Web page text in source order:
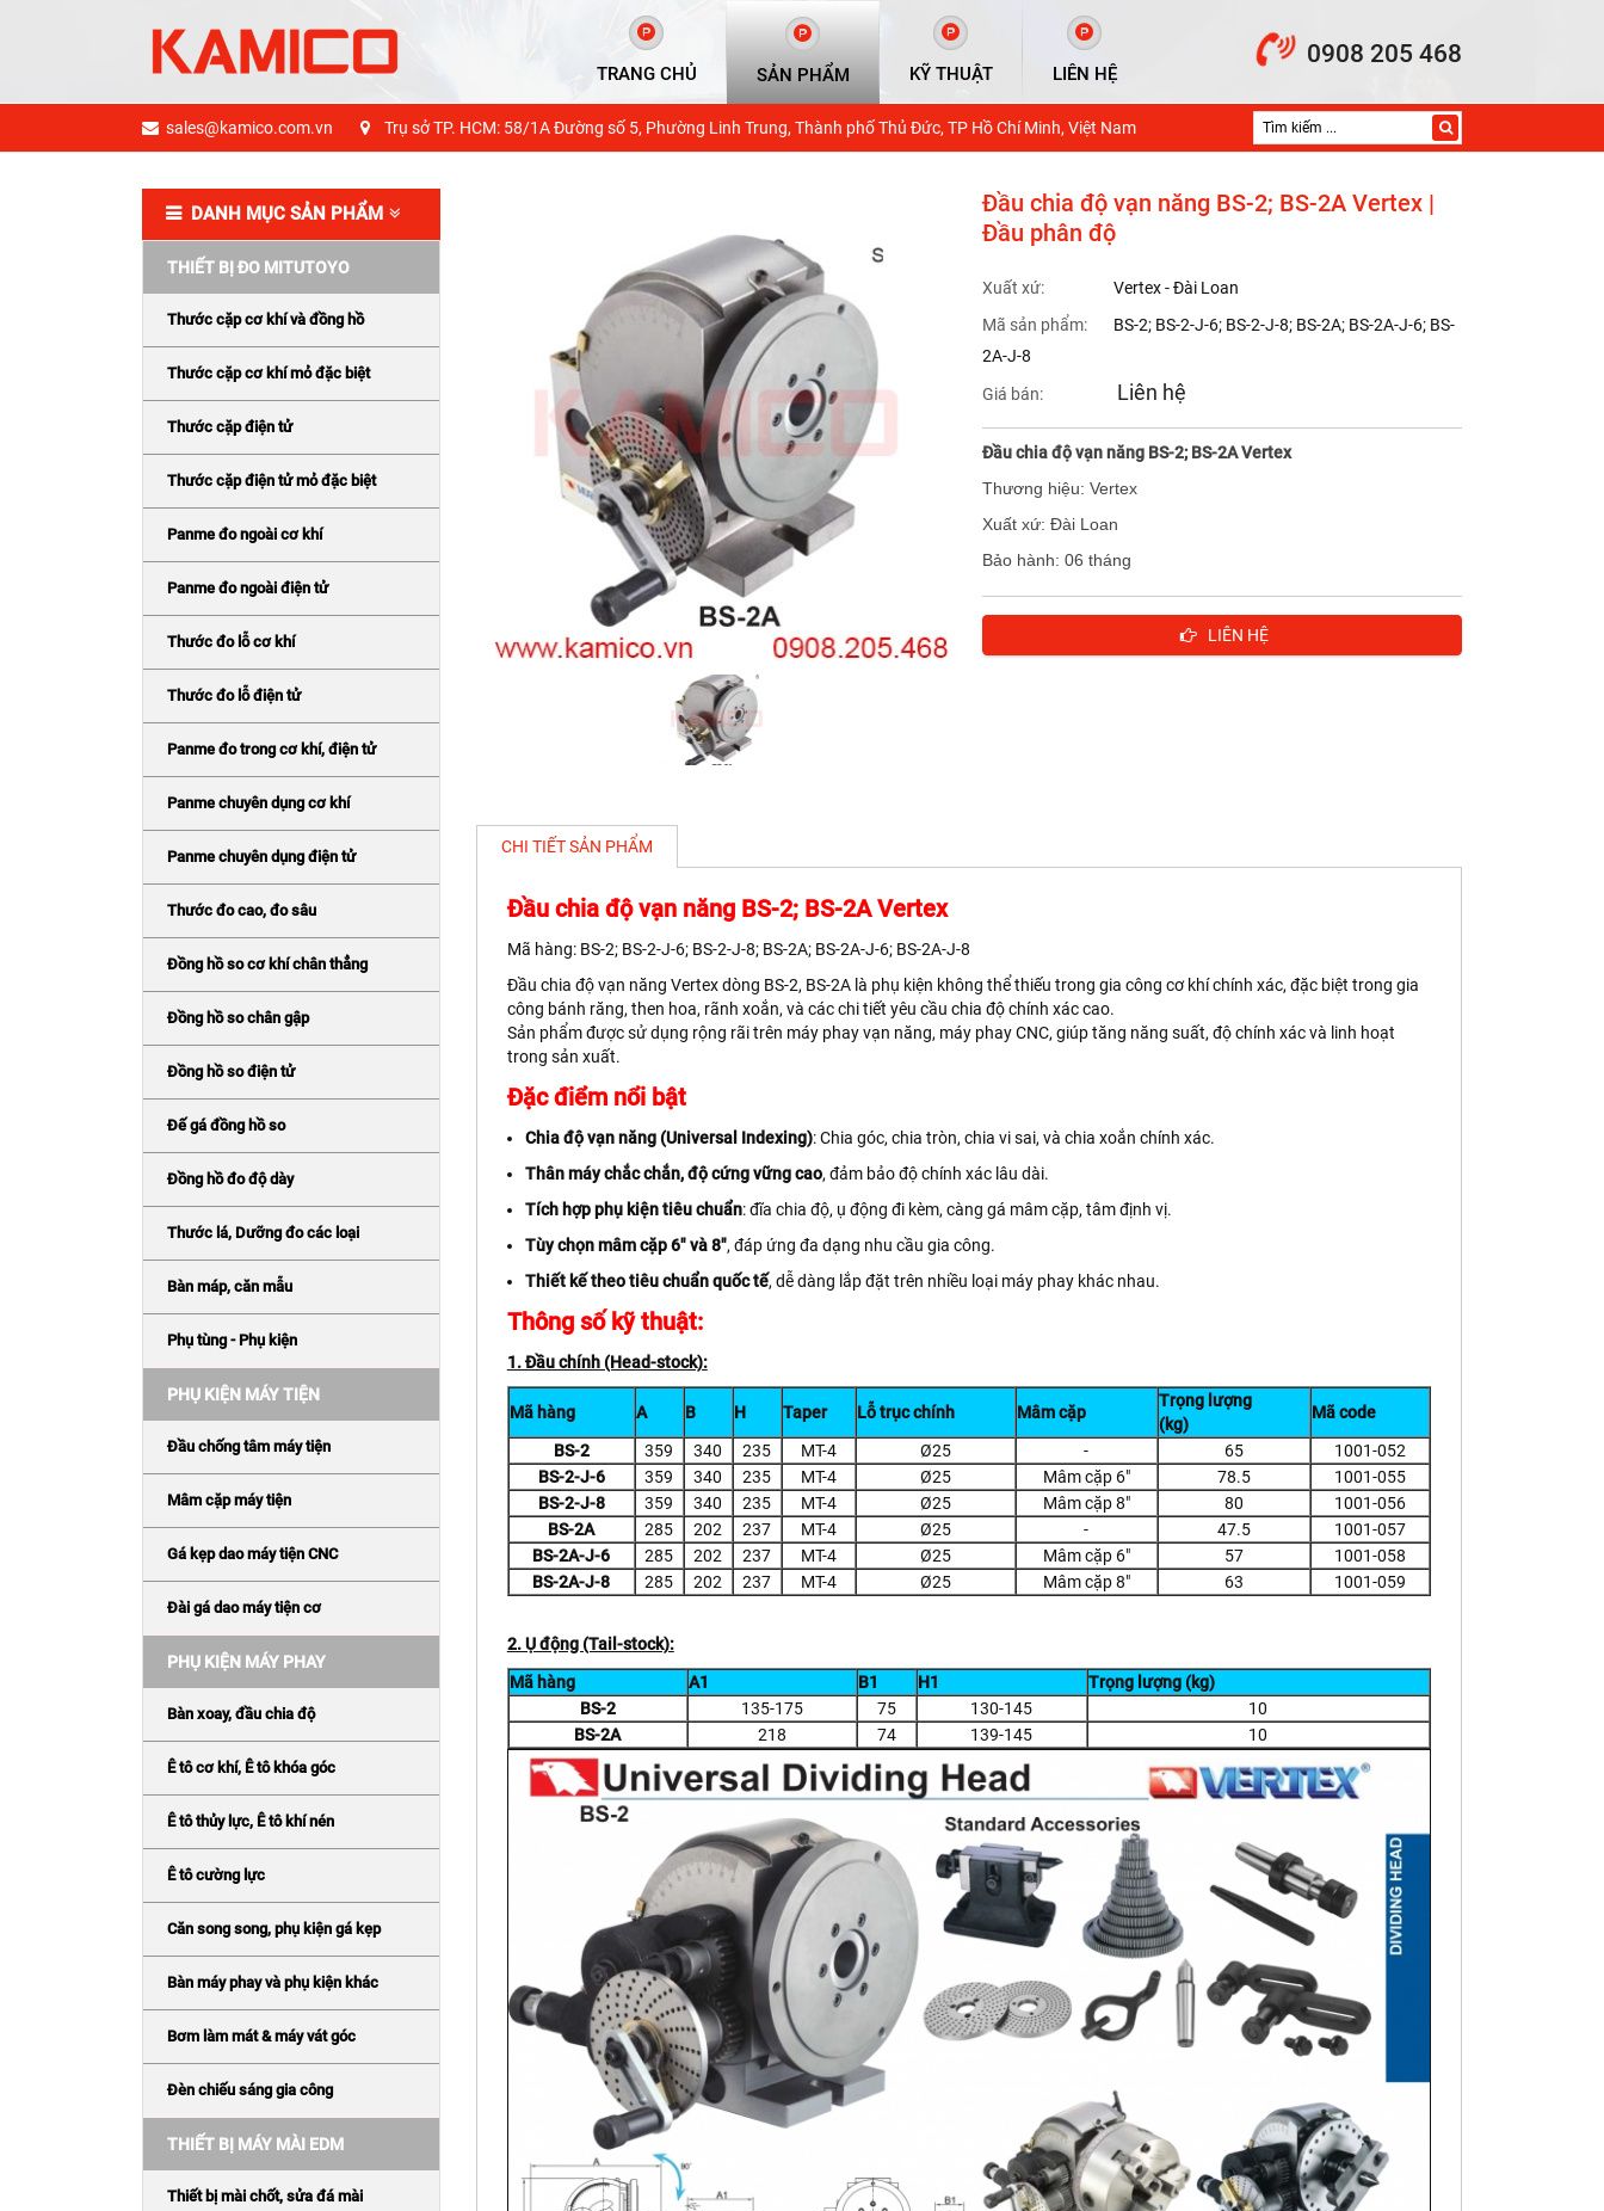
TRANG CHỦ SẢN PHẨM KỸ THUẬT LIÊN HỆ
0908 205 468
sales@kamico.com.vn Trụ sở TP. HCM: 58/1A Đường số 5, Phường Linh Trung, Thành phố Thủ Đức, TP Hồ Chí Minh, Việt Nam
DANH MỤC SẢN PHẨM
THIẾT BỊ ĐO MITUTOYO
Thước cặp cơ khí và đồng hồ
Thước cặp cơ khí mỏ đặc biệt
Thước cặp điện tử
Thước cặp điện tử mỏ đặc biệt
Panme đo ngoài cơ khí
Panme đo ngoài điện tử
Thước đo lỗ cơ khí
Thước đo lỗ điện tử
Panme đo trong cơ khí, điện tử
Panme chuyên dụng cơ khí
Panme chuyên dụng điện tử
Thước đo cao, đo sâu
Đồng hồ so cơ khí chân thẳng
Đồng hồ so chân gập
Đồng hồ so điện tử
Đế gá đồng hồ so
Đồng hồ đo độ dày
Thước lá, Dưỡng đo các loại
Bàn máp, căn mẫu
Phụ tùng - Phụ kiện
PHỤ KIỆN MÁY TIỆN
Đầu chống tâm máy tiện
Mâm cặp máy tiện
Gá kẹp dao máy tiện CNC
Đài gá dao máy tiện cơ
PHỤ KIỆN MÁY PHAY
Bàn xoay, đầu chia độ
Ê tô cơ khí, Ê tô khóa góc
Ê tô thủy lực, Ê tô khí nén
Ê tô cường lực
Căn song song, phụ kiện gá kẹp
Bàn máy phay và phụ kiện khác
Bơm làm mát & máy vát góc
Đèn chiếu sáng gia công
THIẾT BỊ MÁY MÀI EDM
Thiết bị mài chốt, sửa đá mài
Đầu chia độ vạn năng BS-2; BS-2A Vertex |
Đầu phân độ
Xuất xứ:
Vertex - Đài Loan
Mã sản phẩm:
BS-2; BS-2-J-6; BS-2-J-8; BS-2A; BS-2A-J-6; BS-
2A-J-8
Giá bán:
Liên hệ
Đầu chia độ vạn năng BS-2; BS-2A Vertex
Thương hiệu: Vertex
Xuất xứ: Đài Loan
Bảo hành: 06 tháng
LIÊN HỆ
CHI TIẾT SẢN PHẨM
Đầu chia độ vạn năng BS-2; BS-2A Vertex
Mã hàng: BS-2; BS-2-J-6; BS-2-J-8; BS-2A; BS-2A-J-6; BS-2A-J-8
Đầu chia độ vạn năng Vertex dòng BS-2, BS-2A là phụ kiện không thể thiếu trong gia công cơ khí chính xác, đặc biệt trong gia
công bánh răng, then hoa, rãnh xoắn, và các chi tiết yêu cầu chia độ chính xác cao.
Sản phẩm được sử dụng rộng rãi trên máy phay vạn năng, máy phay CNC, giúp tăng năng suất, độ chính xác và linh hoạt
trong sản xuất.
Đặc điểm nổi bật
Chia độ vạn năng (Universal Indexing): Chia góc, chia tròn, chia vi sai, và chia xoắn chính xác.
Thân máy chắc chắn, độ cứng vững cao, đảm bảo độ chính xác lâu dài.
Tích hợp phụ kiện tiêu chuẩn: đĩa chia độ, ụ động đi kèm, càng gá mâm cặp, tâm định vị.
Tùy chọn mâm cặp 6" và 8", đáp ứng đa dạng nhu cầu gia công.
Thiết kế theo tiêu chuẩn quốc tế, dễ dàng lắp đặt trên nhiều loại máy phay khác nhau.
Thông số kỹ thuật:
1. Đầu chính (Head-stock):
Mã hàng A B H Taper Lỗ trục chính Mâm cặp
Trọng lượng
(kg)
Mã code
BS-2
359 340 235 MT-4 Ø25 - 65
1001-052
BS-2-J-6
359 340 235 MT-4 Ø25 Mâm cặp 6" 78.5
1001-055
BS-2-J-8
359 340 235 MT-4 Ø25 Mâm cặp 8" 80
1001-056
BS-2A
285 202 237 MT-4 Ø25 - 47.5
1001-057
BS-2A-J-6
285 202 237 MT-4 Ø25 Mâm cặp 6" 57
1001-058
BS-2A-J-8
285 202 237 MT-4 Ø25 Mâm cặp 8" 63 1001-059
2. Ụ động (Tail-stock):
Mã hàng
A1 B1 H1
Trọng lượng (kg)
BS-2
135-175 75 130-145
10
BS-2A
218 74 139-145 10